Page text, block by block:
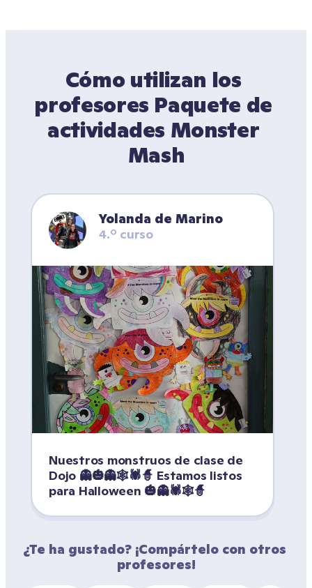
Cómo utilizan los
profesores Paquete de
actividades Monster
Mash
Yolanda de Marino
4.º curso
Nuestros monstruos de clase de
Dojo 👻🎃👻🕸️🕷️🧙 Estamos listos
para Halloween 🎃👻🕷️🕸️🧙
¿Te ha gustado? ¡Compártelo con otros
profesores!